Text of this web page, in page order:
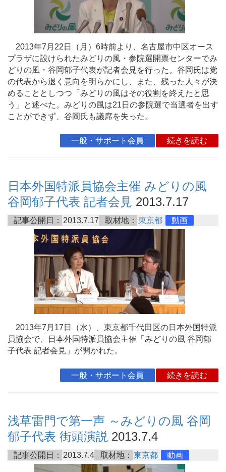
2013年7月22日（月）6時前より、名古屋市中区オース
プラザに設けられたみどりの風・参院選開票センターでみ
どりの風・谷岡郁子代表が記者会見を行った。谷岡氏は党
の代表から退く意向を明らかにし、また、残った人々が決
めることとしつつ「みどりの風はその役割を終えたと思
う」と述べた。みどりの風は21日の参院選で当選者を出す
ことができず、谷岡氏も議席を失った。
一般・サポート会員 続きを読む
日本外国特派員協会主催 みどりの風
谷岡郁子代表 記者会見 2013.7.17
記事公開日： 2013.7.17 取材地： 東京都 動画
2013年7月17日（水）、東京都千代田区の日本外国特派
員協会で、日本外国特派員協会主催「みどりの風 谷岡郁
子代表 記者会見」が開かれた。
一般・サポート会員 続きを読む
浅草雷門で第一声 ～みどりの風 谷岡
郁子代表 街頭演説 2013.7.4
記事公開日： 2013.7.4 取材地： 東京都 動画